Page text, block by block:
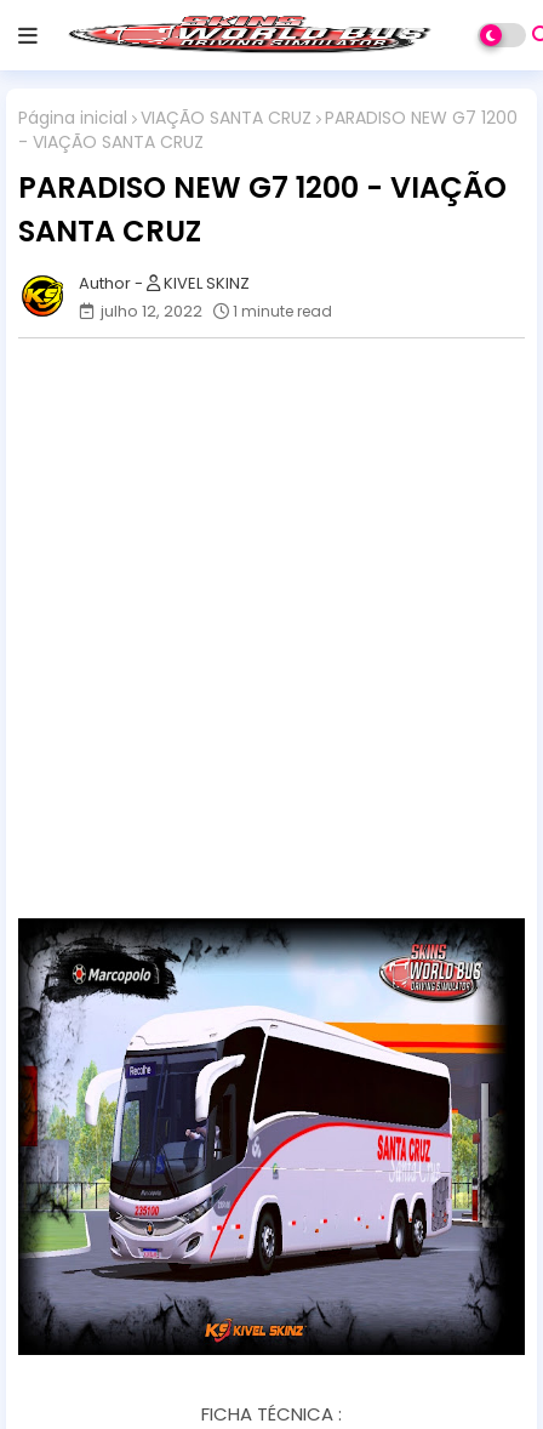
Página inicial VIAÇÃO SANTA CRUZ
PARADISO NEW G7 1200
- VIAÇÃO SANTA CRUZ
PARADISO NEW G7 1200 - VIAÇÃO
SANTA CRUZ
KIVEL SKINZ
julho 12, 2022
1 minute read
FICHA TÉCNICA :